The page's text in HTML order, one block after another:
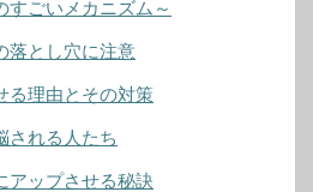
すごいメカニズム～
落とし穴に注意
る理由とその対策
される人たち
アップさせる秘訣